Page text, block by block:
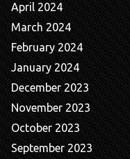
April 2024
March 2024
February 2024
January 2024
December 2023
November 2023
October 2023
September 2023